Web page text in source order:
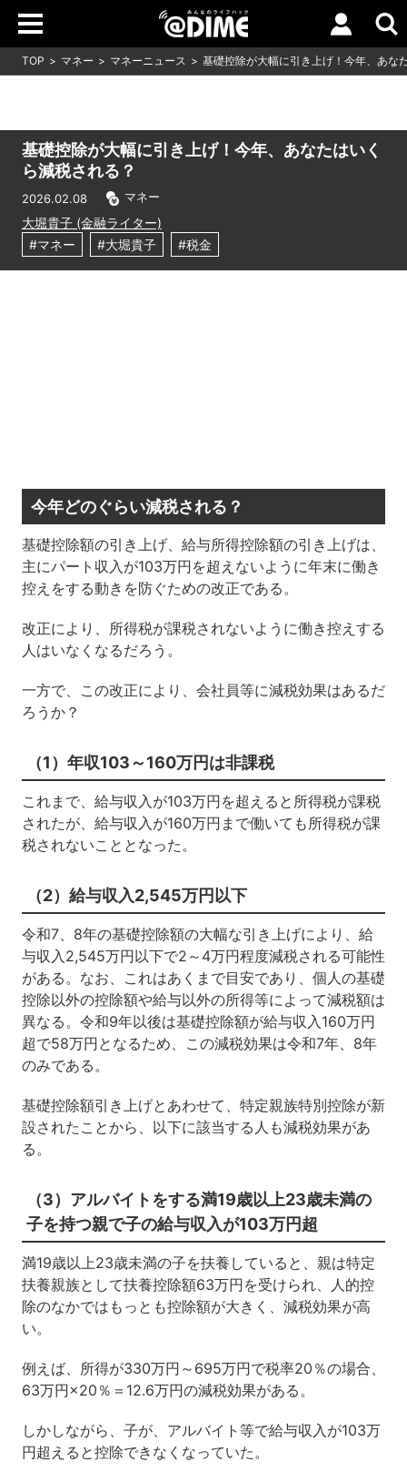
TOP マネー マネーニュース 基礎控除が大幅に引き上げ！今年、あな
基礎控除が大幅に引き上げ！今年、あなたはいく
ら減税される？
2026.02.08 マネー
大堀貴子 (金融ライター)
#マネー
#大堀貴子 #税金
今年どのぐらい減税される？
基礎控除額の引き上げ、給与所得控除額の引き上げは、
主にパート収入が103万円を超えないように年末に働き
控えをする動きを防ぐための改正である。
改正により、所得税が課税されないように働き控えする
人はいなくなるだろう。
一方で、この改正により、会社員等に減税効果はあるだ
ろうか？
（1）年収103～160万円は非課税
これまで、給与収入が103万円を超えると所得税が課税
されたが、給与収入が160万円まで働いても所得税が課
税されないこととなった。
（2）給与収入2,545万円以下
令和7、8年の基礎控除額の大幅な引き上げにより、給
与収入2,545万円以下で2～4万円程度減税される可能性
がある。なお、これはあくまで目安であり、個人の基礎
控除以外の控除額や給与以外の所得等によって減税額は
異なる。令和9年以後は基礎控除額が給与収入160万円
超で58万円となるため、この減税効果は令和7年、8年
のみである。
基礎控除額引き上げとあわせて、特定親族特別控除が新
設されたことから、以下に該当する人も減税効果があ
る。
（3）アルバイトをする満19歳以上23歳未満の
子を持つ親で子の給与収入が103万円超
満19歳以上23歳未満の子を扶養していると、親は特定
扶養親族として扶養控除額63万円を受けられ、人的控
除のなかではもっとも控除額が大きく、減税効果が高
い。
例えば、所得が330万円～695万円で税率20％の場合、
63万円×20％＝12.6万円の減税効果がある。
しかしながら、子が、アルバイト等で給与収入が103万
円超えると控除できなくなっていた。